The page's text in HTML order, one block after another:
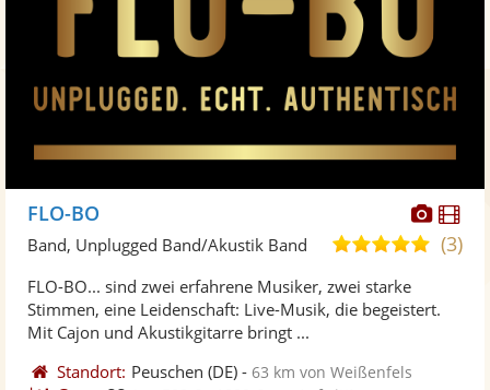
FLO-BO
5,0(3)
Band, Unplugged Band/Akustik Band
FLO-BO... sind zwei erfahrene Musiker, zwei starke
Stimmen, eine Leidenschaft: Live-Musik, die begeistert.
Mit Cajon und Akustikgitarre bringt ...
Standort: Peuschen (DE) -63 km von Weißenfels